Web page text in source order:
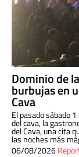
Dominio de
burbujas en
Cava
El pasado sábado
del cava, la
del Cava, una cita
las noches más
06/08/2026